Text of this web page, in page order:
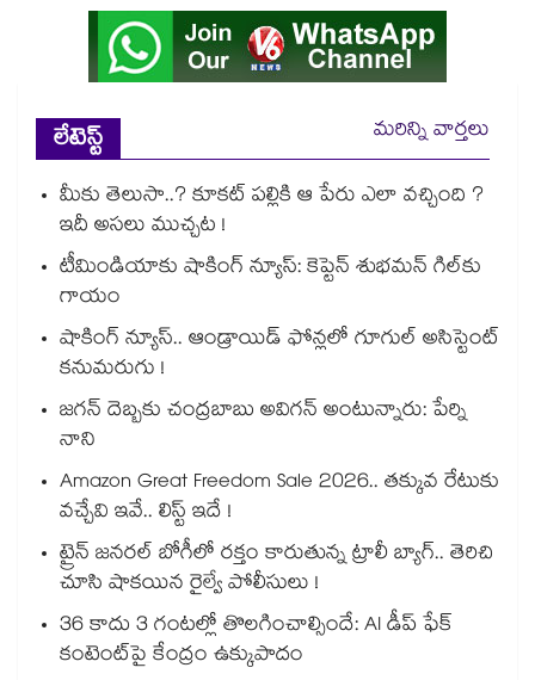
లేటెస్ట్
మరిన్ని వార్తలు
మీకు తెలుసా..? కూకట్ పల్లికి ఆ పేరు ఎలా వచ్చింది ?
ఇదీ అసలు ముచ్చట !
టీమిండియాకు షాకింగ్ న్యూస్: కెప్టెన్ శుభమన్ గిల్‎కు
గాయం
షాకింగ్ న్యూస్.. ఆండ్రాయిడ్ ఫోన్లలో గూగుల్ అసిస్టెంట్
కనుమరుగు !
జగన్ దెబ్బకు చంద్రబాబు అవిగన్ అంటున్నారు: పేర్ని
నాని
Amazon Great Freedom Sale 2026.. తక్కువ రేటుకు
వచ్చేవి ఇవే.. లిస్ట్ ఇదే !
ట్రైన్ జనరల్ బోగీలో రక్తం కారుతున్న ట్రాలీ బ్యాగ్.. తెరిచి
చూసి షాకయిన రైల్వే పోలీసులు !
36 కాదు 3 గంటల్లో తొలగించాల్సిందే: AI డీప్ ఫేక్
కంటెంట్‎పై కేంద్రం ఉక్కుపాదం